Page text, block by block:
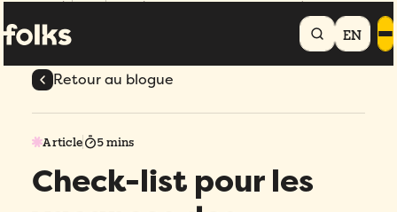
EN
AccueilBlogueCheck-list pour les vacances des employés + astuces
Retour au blogue
Article 5 mins
Check-list pour les